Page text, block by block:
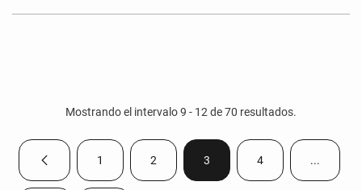
Mostrando el intervalo 9 - 12 de 70 resultados.
Página anteriorPágina
1 Página
2 Página
3 Página
4 ...Páginas